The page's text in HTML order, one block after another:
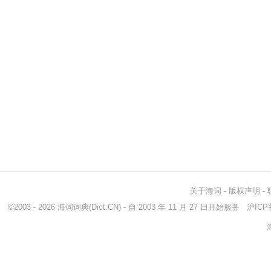
关于海词 - 版权声明 -
©2003 - 2026 海词词典(Dict.CN) - 自 2003 年 11 月 27 日开始服务 沪ICP